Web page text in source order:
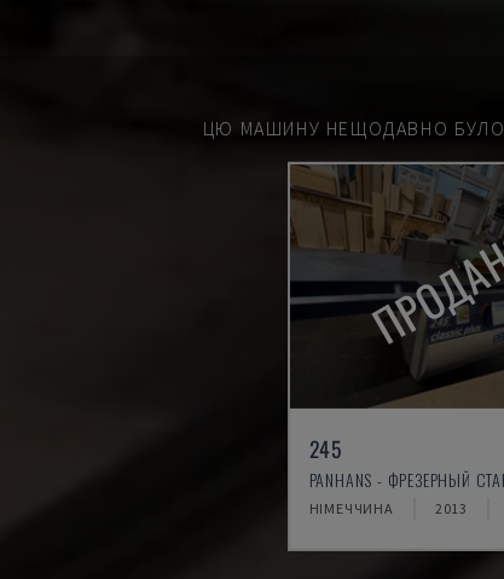
ЦЮ МАШИНУ НЕЩОДАВНО БУЛО
245
PANHANS - ФРЕЗЕРНЫЙ
НІМЕЧЧИНА 2013